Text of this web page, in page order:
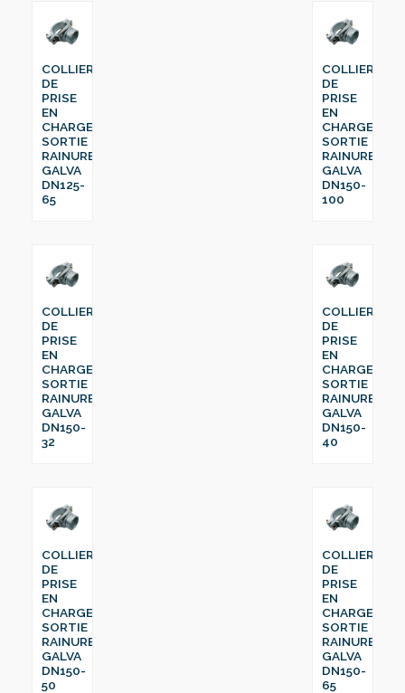
COLLIER
DE
PRISE
EN
CHARGE
SORTIE
RAINURE
GALVA
DN125-
65
COLLIER
DE
PRISE
EN
CHARGE
SORTIE
RAINURE
GALVA
DN150-
100
COLLIER
DE
PRISE
EN
CHARGE
SORTIE
RAINURE
GALVA
DN150-
32
COLLIER
DE
PRISE
EN
CHARGE
SORTIE
RAINURE
GALVA
DN150-
40
COLLIER
DE
PRISE
EN
CHARGE
SORTIE
RAINURE
GALVA
DN150-
50
COLLIER
DE
PRISE
EN
CHARGE
SORTIE
RAINURE
GALVA
DN150-
65